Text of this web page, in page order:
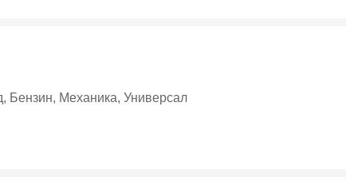
Бензин, Механика, Универсал